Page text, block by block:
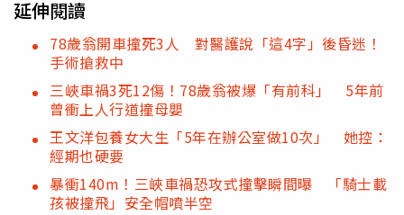
延伸閱讀
78歲翁開車撞死3人 對醫護說「這4字」後昏迷！
手術搶救中
三峽車禍3死12傷！78歲翁被爆「有前科」 5年前
曾衝上人行道撞母嬰
王文洋包養女大生「5年在辦公室做10次」 她控：
經期也硬要
暴衝140m！三峽車禍恐攻式撞擊瞬間曝 「騎士載
孩被撞飛」安全帽噴半空